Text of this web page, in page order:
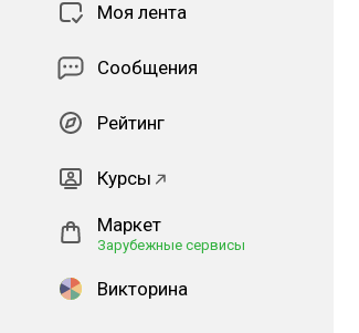
Моя лента
Сообщения
Рейтинг
Курсы
Маркет
Зарубежные сервисы
Викторина